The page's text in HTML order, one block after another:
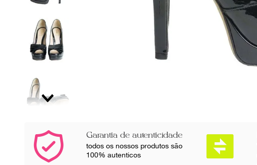
Garantia de autenticidade
todos os nossos produtos são
100% autenticos